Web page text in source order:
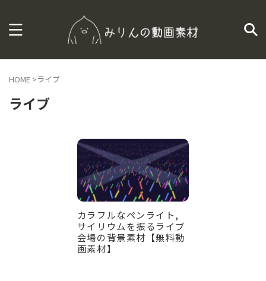
HOME >ライブ
ライブ
カラフルなペンライト,
サイリウムを振るライブ
会場の背景素材【無料動
画素材】